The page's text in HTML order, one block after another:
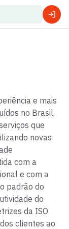
e mais
no Brasil,
que
novas
com a
e com a
padrão do
do
da ISO
clientes ao